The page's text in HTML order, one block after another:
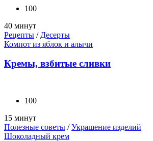
100
40 минут
Рецепты / Десерты
Компот из яблок и алычи
Кремы, взбитые сливки
100
15 минут
Полезные советы /Украшение изделий
Шоколадный крем